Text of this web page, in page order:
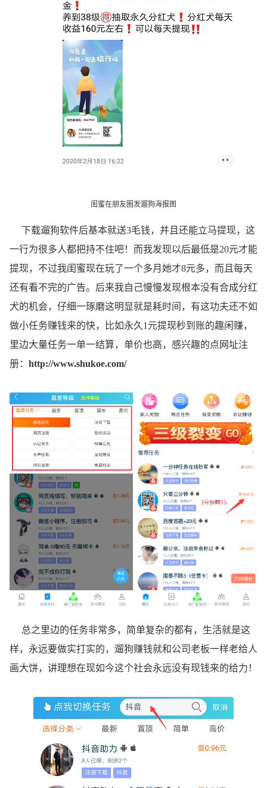
闺蜜在朋友圈发遛狗海报图
下载遛狗软件后基本就送3毛钱，并且还能立马提现，这
一行为很多人都把持不住吧！而我发现以后最低是20元才能
提现，不过我闺蜜现在玩了一个多月她才8元多，而且每天
还有看不完的广告。后来我自己慢慢发现根本没有合成分红
犬的机会，仔细一琢磨这明显就是耗时间，有这功夫还不如
做小任务赚钱来的快，比如永久1元提现秒到账的趣闲赚，
里边大量任务一单一结算，单价也高，感兴趣的点网址注
册： http://www.shukoe.com/
总之里边的任务非常多，简单复杂的都有，生活就是这
样，永远要做实打实的，遛狗赚钱就和公司老板一样老给人
画大饼，讲理想在现如今这个社会永远没有现钱来的给力！